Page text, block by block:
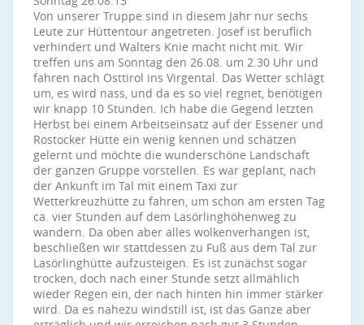
Von unserer Truppe sind in diesem Jahr nur sechs
Leute zur Hüttentour angetreten. Josef ist beruflich
verhindert und Walters Knie macht nicht mit. Wir
treffen uns am Sonntag den 26.08. um 2.30 Uhr und
fahren nach Osttirol ins Virgental. Das Wetter schlägt
um, es wird nass, und da es so viel regnet, benötigen
wir knapp 10 Stunden. Ich habe die Gegend letzten
Herbst bei einem Arbeitseinsatz auf der Essener und
Rostocker Hütte ein wenig kennen und schätzen
gelernt und möchte die wunderschöne Landschaft
der ganzen Gruppe vorstellen. Es war geplant, nach
der Ankunft im Tal mit einem Taxi zur
Wetterkreuzhütte zu fahren, um schon am ersten Tag
ca. vier Stunden auf dem Lasörlinghöhenweg zu
wandern. Da oben aber alles wolkenverhangen ist,
beschließen wir stattdessen zu Fuß aus dem Tal zur
Lasörlinghütte aufzusteigen. Es ist zunächst sogar
trocken, doch nach einer Stunde setzt allmählich
wieder Regen ein, der nach hinten hin immer stärker
wird. Da es nahezu windstill ist, ist das Ganze aber